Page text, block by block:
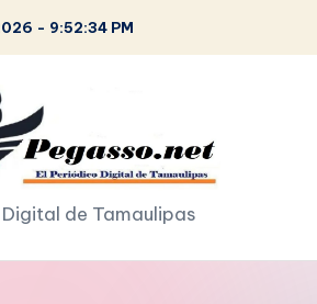
- 9:52:35 PM
de Tamaulipas